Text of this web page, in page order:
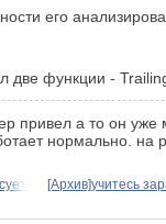
его
две функции -
привел а то он уже
нормально. на
[Архив]учитесь